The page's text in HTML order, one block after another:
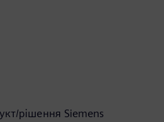
рішення Siemens